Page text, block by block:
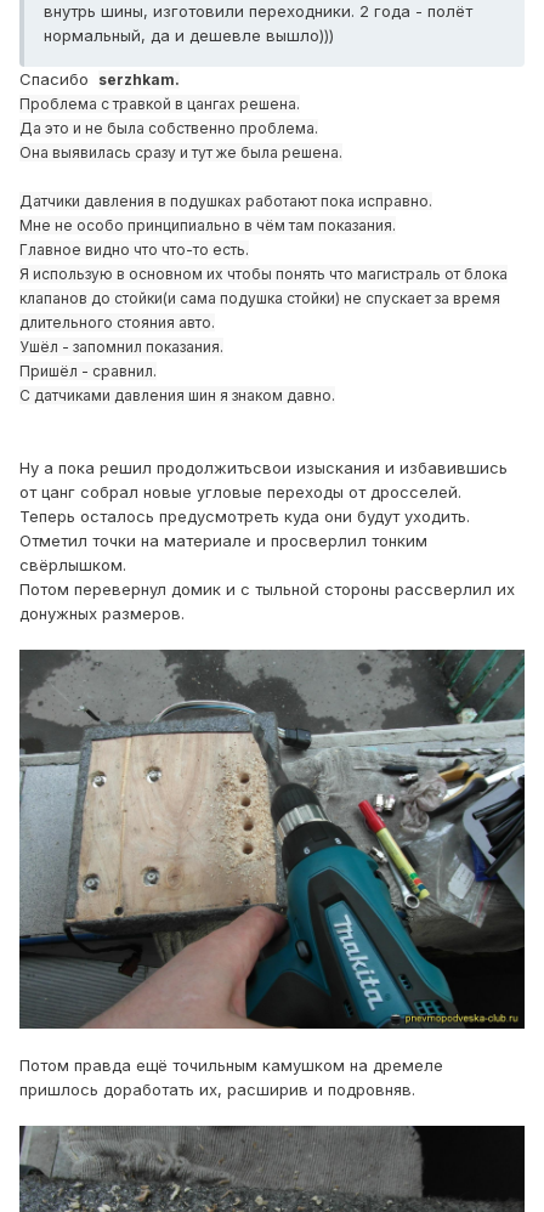
внутрь шины, изготовили переходники. 2 года - полёт
нормальный, да и дешевле вышло)))
Спасибо serzhkam.
Проблема с травкой в цангах решена.
Да это и не была собственно проблема.
Она выявилась сразу и тут же была решена.
Датчики давления в подушках работают пока исправно.
Мне не особо принципиально в чём там показания.
Главное видно что что-то есть.
Я использую в основном их чтобы понять что магистраль от блока
клапанов до стойки(и сама подушка стойки) не спускает за время
длительного стояния авто.
Ушёл - запомнил показания.
Пришёл - сравнил.
С датчиками давления шин я знаком давно.
Ну а пока решил продолжитьсвои изыскания и избавившись
от цанг собрал новые угловые переходы от дросселей.
Теперь осталось предусмотреть куда они будут уходить.
Отметил точки на материале и просверлил тонким
свёрлышком.
Потом перевернул домик и с тыльной стороны рассверлил их
донужных размеров.
Потом правда ещё точильным камушком на дремеле
пришлось доработать их, расширив и подровняв.